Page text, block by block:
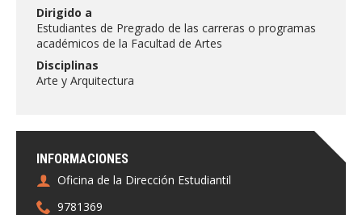
INFORMACIONES
Oficina de la Dirección Estudiantil
9781369
Dirigido a
Estudiantes de Pregrado de las carreras o programas
académicos de la Facultad de Artes
Disciplinas
Arte y Arquitectura